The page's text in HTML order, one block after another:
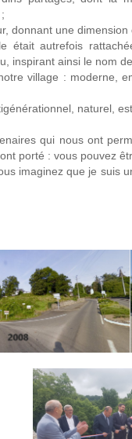
donnant une dimension
était autrefois
inspirant ainsi le nom
village : moderne,
naturel,
qui nous ont
porté : vous pouvez
imaginez que je suis